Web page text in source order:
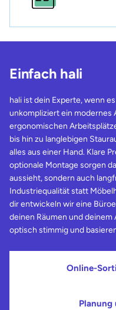
Einfach hali
hali ist dein Experte, wenn
unkompliziert ein modernes
ergonomischen
bis hin zu langlebigen
alles aus einer Hand. Klare
optionale Montage sorgen
aussieht, sondern auch
Industriequalität statt
dir entwickeln wir eine
deinen Räumen und
optisch stimmig und
Online-
Planung